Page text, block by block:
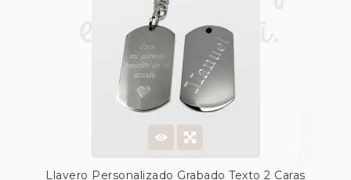
Llavero Personalizado Grabado Texto 2 Caras